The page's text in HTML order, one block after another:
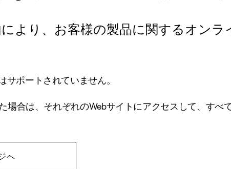
より、お客様の製品に関するオンラ
サポートされていません。
場合は、それぞれのWebサイトにアクセスして、すべ
へ